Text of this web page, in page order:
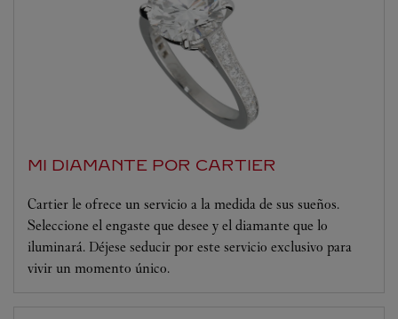
MI DIAMANTE POR CARTIER
Cartier le ofrece un servicio a la medida de sus sueños.
Seleccione el engaste que desee y el diamante que lo
iluminará. Déjese seducir por este servicio exclusivo para
vivir un momento único.